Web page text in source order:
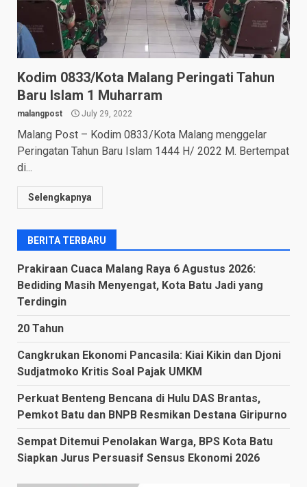
Kodim 0833/Kota Malang Peringati Tahun
Baru Islam 1 Muharram
malangpost July 29, 2022
Malang Post – Kodim 0833/Kota Malang menggelar
Peringatan Tahun Baru Islam 1444 H/ 2022 M. Bertempat
di...
Selengkapnya
BERITA TERBARU
Prakiraan Cuaca Malang Raya 6 Agustus 2026:
Bediding Masih Menyengat, Kota Batu Jadi yang
Terdingin
20 Tahun
Cangkrukan Ekonomi Pancasila: Kiai Kikin dan Djoni
Sudjatmoko Kritis Soal Pajak UMKM
Perkuat Benteng Bencana di Hulu DAS Brantas,
Pemkot Batu dan BNPB Resmikan Destana Giripurno
Sempat Ditemui Penolakan Warga, BPS Kota Batu
Siapkan Jurus Persuasif Sensus Ekonomi 2026